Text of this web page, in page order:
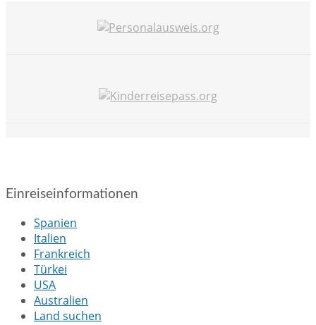
Einreiseinformationen
Spanien
Italien
Frankreich
Türkei
USA
Australien
Land suchen